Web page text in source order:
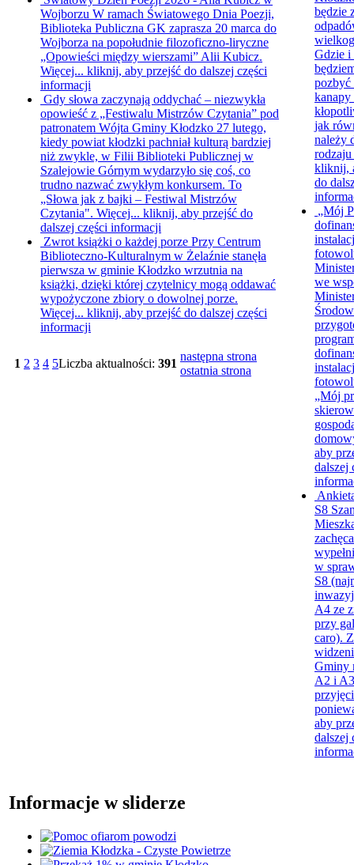
Wojborzu W ramach Światowego Dnia Poezji,
Biblioteka Publiczna GK zaprasza 20 marca do
Wojborza na popołudnie filozoficzno-liryczne
„Opowieści między wierszami” Alii Kubicz.
Więcej... kliknij, aby przejść do dalszej części
informacji
Gdy słowa zaczynają oddychać – niezwykła
opowieść z „Festiwalu Mistrzów Czytania” pod
patronatem Wójta Gminy Kłodzko 27 lutego,
kiedy powiat kłodzki pachniał kulturą bardziej
niż zwykle, w Filii Biblioteki Publicznej w
Szalejowie Górnym wydarzyło się coś, co
trudno nazwać zwykłym konkursem. To
„Słowa jak z bajki – Festiwal Mistrzów
Czytania". Więcej... kliknij, aby przejść do
dalszej części informacji
Zwrot książki o każdej porze Przy Centrum
Biblioteczno-Kulturalnym w Żelaźnie stanęła
pierwsza w gminie Kłodzko wrzutnia na
książki, dzięki której czytelnicy mogą oddawać
wypożyczone zbiory o dowolnej porze.
Więcej... kliknij, aby przejść do dalszej części
informacji
1 2 3 4 5Liczba aktualności: 391
następna strona
ostatnia strona
będzie
Gdzie i
pozbyć
kanapy
jak
należy
kliknij,
do
„Mój
we
„Mój
aby
dalszej
S8
w
S8
A4 ze
przy
caro).
Gminy
A2 i
aby
dalszej
Informacje w sliderze